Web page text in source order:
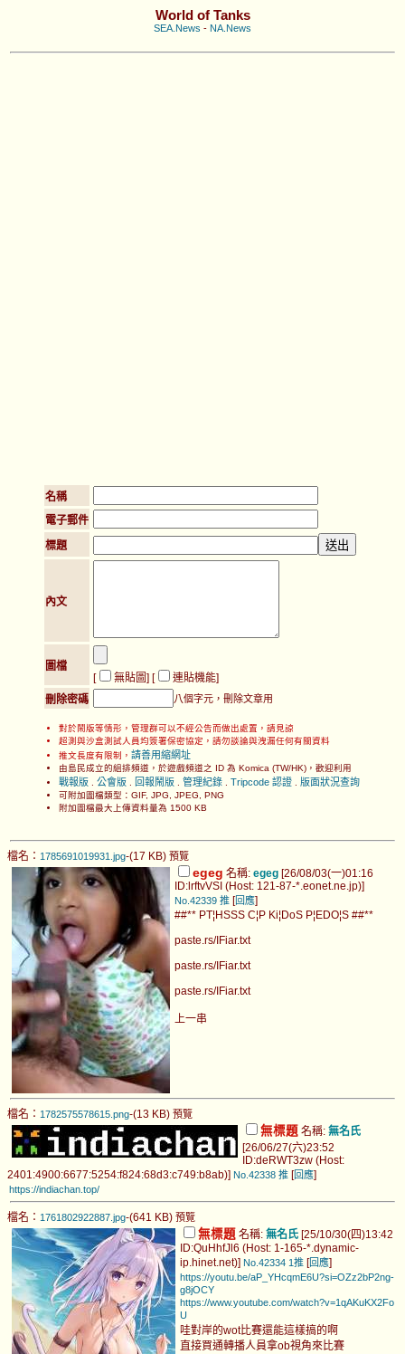
World of Tanks
SEA.News - NA.News
名稱
電子郵件
標題
內文
圖檔
[
無貼圖] [ 連貼機能]
刪除密碼
八個字元，刪除文章用
對於鬧版等情形，管理群可以不經公告而做出處置，請見諒
超測與沙盒測試人員均簽署保密協定，請勿談論與洩漏任何有關資料
推文長度有限制， 請善用縮網址
由島民成立的組排頻道，於遊戲頻道之 ID 為 Komica (TW/HK)，歡迎利用
戰報版 公會版 回報鬧版 管理紀錄 Tripcode 認證 版面狀況查詢
可附加圖檔類型：GIF, JPG, JPEG, PNG
附加圖檔最大上傳資料量為 1500 KB
檔名： 1785691019931.jpg-(17 KB) 預覽
egeg 名稱: egeg [26/08/03(一)01:16
ID:lrftvVSI (Host: 121-87-*.eonet.ne.jp)]
No.42339 推 [回應]
##** PT¦HSSS C¦P Ki¦DoS P¦EDO¦S ##**
paste.rs/IFiar.txt
paste.rs/IFiar.txt
paste.rs/IFiar.txt
上一串
檔名： 1782575578615.png-(13 KB) 預覽
無標題 名稱: 無名氏
[26/06/27(六)23:52
ID:deRWT3zw (Host:
2401:4900:6677:5254:f824:68d3:c749:b8ab)] No.42338 推 [回應]
https://indiachan.top/
檔名： 1761802922887.jpg-(641 KB) 預覽
無標題 名稱: 無名氏 [25/10/30(四)13:42
ID:QuHhfJl6 (Host: 1-165-*.dynamic-
ip.hinet.net)] No.42334 1推 [回應]
https://youtu.be/aP_YHcqmE6U?si=OZz2bP2ng-
g8jOCY
https://www.youtube.com/watch?v=1qAKuKX2Fo
U
哇對岸的wot比賽還能這樣搞的啊
直接買通轉播人員拿ob視角來比賽